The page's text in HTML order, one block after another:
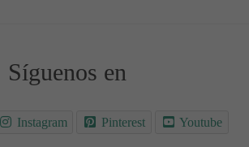
Síguenos en
Instagram Pinterest Youtube